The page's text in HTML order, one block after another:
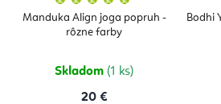
Manduka Align joga popruh -
rôzne farby
produktu
je
Skladom (1 ks)
20 €
Bodhi